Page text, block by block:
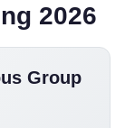
2026
Group